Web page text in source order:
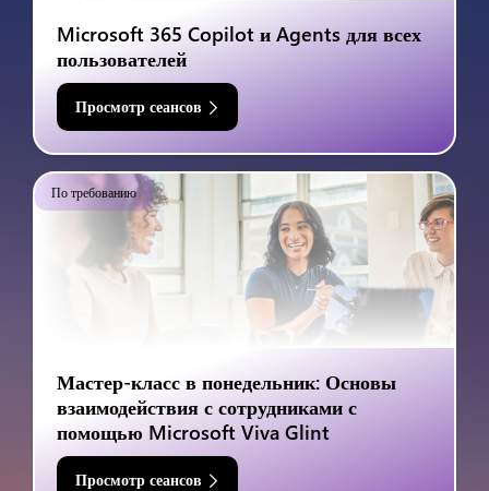
Microsoft 365 Copilot и Agents для всех
пользователей
Просмотр сеансов
По требованию
Мастер-класс в понедельник: Основы
взаимодействия с сотрудниками с
помощью Microsoft Viva Glint
Просмотр сеансов